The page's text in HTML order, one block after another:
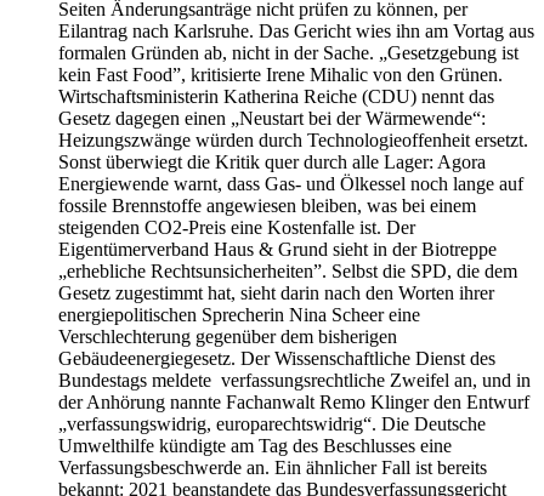
Seiten Änderungsanträge nicht prüfen zu können, per
Eilantrag nach Karlsruhe. Das Gericht wies ihn am Vortag aus
formalen Gründen ab, nicht in der Sache. „Gesetzgebung ist
kein Fast Food”, kritisierte Irene Mihalic von den Grünen.
Wirtschaftsministerin Katherina Reiche (CDU) nennt das
Gesetz dagegen einen „Neustart bei der Wärmewende“:
Heizungszwänge würden durch Technologieoffenheit ersetzt.
Sonst überwiegt die Kritik quer durch alle Lager: Agora
Energiewende warnt, dass Gas- und Ölkessel noch lange auf
fossile Brennstoffe angewiesen bleiben, was bei einem
steigenden CO2-Preis eine Kostenfalle ist. Der
Eigentümerverband Haus & Grund sieht in der Biotreppe
„erhebliche Rechtsunsicherheiten”. Selbst die SPD, die dem
Gesetz zugestimmt hat, sieht darin nach den Worten ihrer
energiepolitischen Sprecherin Nina Scheer eine
Verschlechterung gegenüber dem bisherigen
Gebäudeenergiegesetz. Der Wissenschaftliche Dienst des
Bundestags meldete verfassungsrechtliche Zweifel an, und in
der Anhörung nannte Fachanwalt Remo Klinger den Entwurf
„verfassungswidrig, europarechtswidrig“. Die Deutsche
Umwelthilfe kündigte am Tag des Beschlusses eine
Verfassungsbeschwerde an. Ein ähnlicher Fall ist bereits
bekannt: 2021 beanstandete das Bundesverfassungsgericht